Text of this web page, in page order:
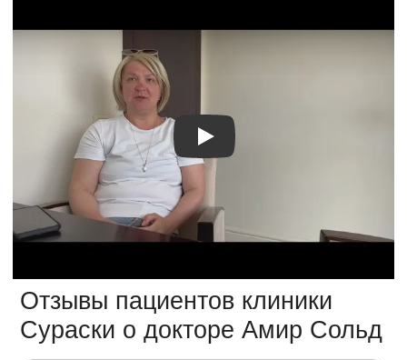
Видео отзыв 2
Отзывы пациентов клиники
Сураски о докторе Амир Сольд